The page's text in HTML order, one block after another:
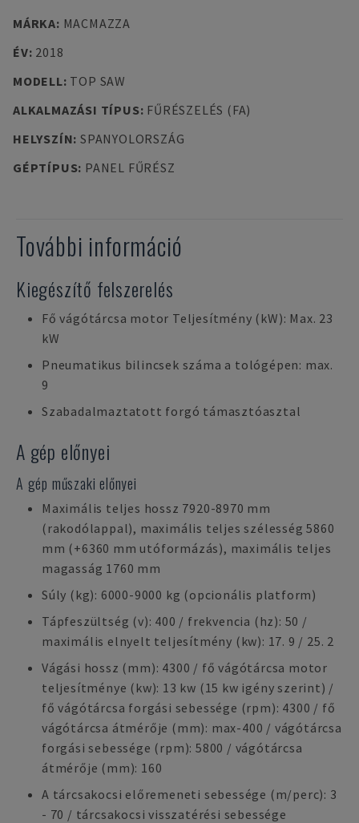
MÁRKA: MACMAZZA
ÉV: 2018
MODELL: TOP SAW
ALKALMAZÁSI TÍPUS: FŰRÉSZELÉS (FA)
HELYSZÍN: SPANYOLORSZÁG
GÉPTÍPUS: PANEL FŰRÉSZ
További információ
Kiegészítő felszerelés
Fő vágótárcsa motor Teljesítmény (kW): Max. 23
kW
Pneumatikus bilincsek száma a tológépen: max.
9
Szabadalmaztatott forgó támasztóasztal
A gép előnyei
A gép műszaki előnyei
Maximális teljes hossz 7920-8970 mm
(rakodólappal), maximális teljes szélesség 5860
mm (+6360 mm utóformázás), maximális teljes
magasság 1760 mm
Súly (kg): 6000-9000 kg (opcionális platform)
Tápfeszültség (v): 400 / frekvencia (hz): 50 /
maximális elnyelt teljesítmény (kw): 17. 9 / 25. 2
Vágási hossz (mm): 4300 / fő vágótárcsa motor
teljesítménye (kw): 13 kw (15 kw igény szerint) /
fő vágótárcsa forgási sebessége (rpm): 4300 / fő
vágótárcsa átmérője (mm): max-400 / vágótárcsa
forgási sebessége (rpm): 5800 / vágótárcsa
átmérője (mm): 160
A tárcsakocsi előremeneti sebessége (m/perc): 3
- 70 / tárcsakocsi visszatérési sebessége